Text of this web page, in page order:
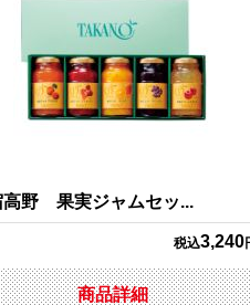
高野 果実ジャムセッ...
税込3,240
商品詳細